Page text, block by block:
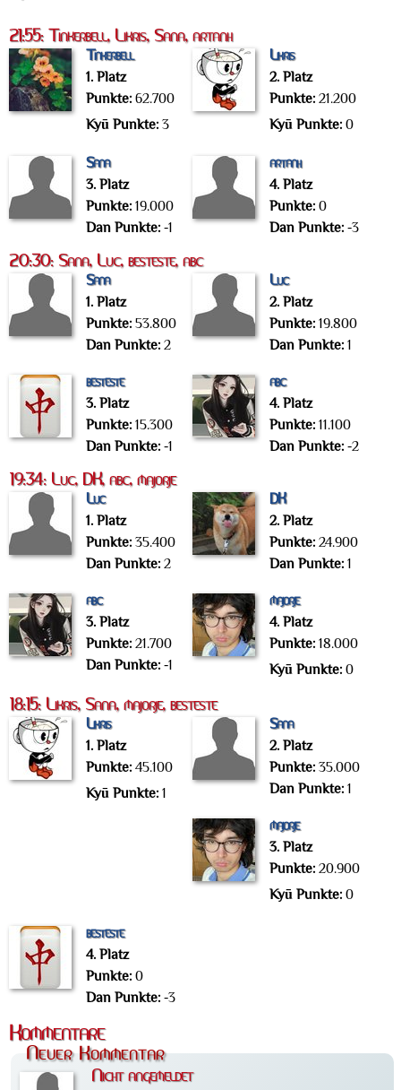
21:55: Tinkerbell, Likris, Sana, artanh
Tinkerbell
1. Platz
Punkte: 62.700
Kyū Punkte: 3
Likris
2. Platz
Punkte: 21.200
Kyū Punkte: 0
Sana
3. Platz
Punkte: 19.000
Dan Punkte: -1
artanh
4. Platz
Punkte: 0
Dan Punkte: -3
20:30: Sana, Luc, besteste, abc
Sana
1. Platz
Punkte: 53.800
Dan Punkte: 2
Luc
2. Platz
Punkte: 19.800
Dan Punkte: 1
besteste
3. Platz
Punkte: 15.300
Dan Punkte: -1
abc
4. Platz
Punkte: 11.100
Dan Punkte: -2
19:34: Luc, DK, abc, majorje
Luc
1. Platz
Punkte: 35.400
Dan Punkte: 2
DK
2. Platz
Punkte: 24.900
Dan Punkte: 1
abc
3. Platz
Punkte: 21.700
Dan Punkte: -1
majorje
4. Platz
Punkte: 18.000
Kyū Punkte: 0
18:15: Likris, Sana, majorje, besteste
Likris
1. Platz
Punkte: 45.100
Kyū Punkte: 1
Sana
2. Platz
Punkte: 35.000
Dan Punkte: 1
majorje
3. Platz
Punkte: 20.900
Kyū Punkte: 0
besteste
4. Platz
Punkte: 0
Dan Punkte: -3
Kommentare
Neuer Kommentar
Nicht angemeldet